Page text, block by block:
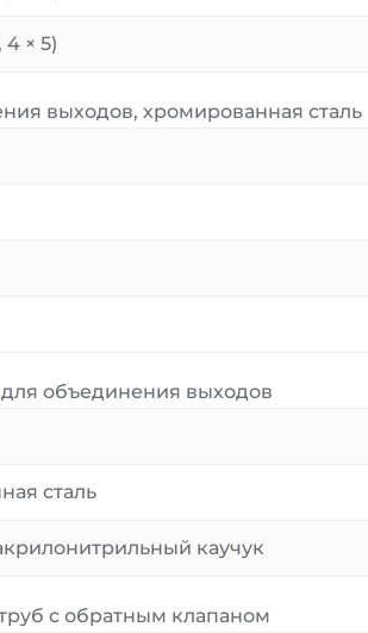
4 × 5)
выходов, хромированная сталь
объединения выходов
сталь
каучук
с обратным клапаном